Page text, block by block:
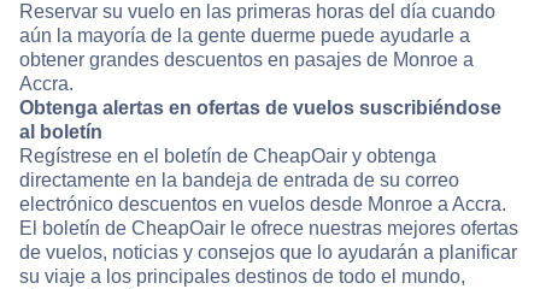
Reservar su vuelo en las primeras horas del día cuando
aún la mayoría de la gente duerme puede ayudarle a
obtener grandes descuentos en pasajes de Monroe a
Accra.
Obtenga alertas en ofertas de vuelos suscribiéndose
al boletín
Regístrese en el boletín de CheapOair y obtenga
directamente en la bandeja de entrada de su correo
electrónico descuentos en vuelos desde Monroe a Accra.
El boletín de CheapOair le ofrece nuestras mejores ofertas
de vuelos, noticias y consejos que lo ayudarán a planificar
su viaje a los principales destinos de todo el mundo,